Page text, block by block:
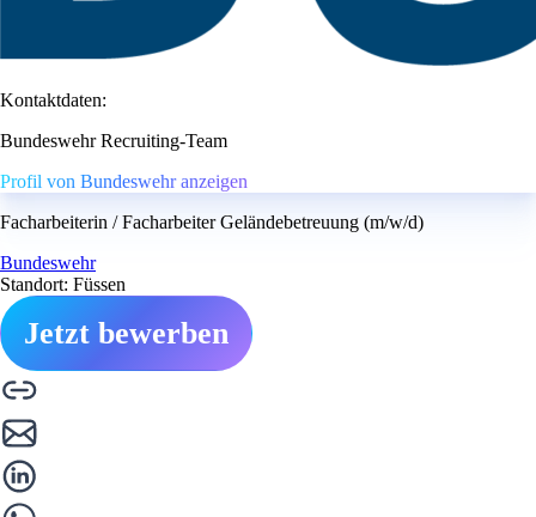
Kontaktdaten:
Bundeswehr Recruiting-Team
Profil von Bundeswehr anzeigen
Facharbeiterin / Facharbeiter Geländebetreuung (m/w/d)
Bundeswehr
Standort: Füssen
Jetzt bewerben